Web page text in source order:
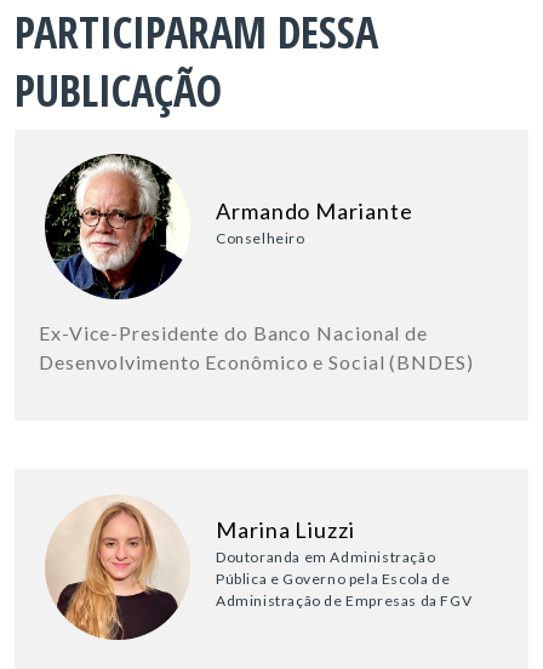
PARTICIPARAM DESSA
PUBLICAÇÃO
Armando Mariante
Conselheiro
Ex-Vice-Presidente do Banco Nacional de
Desenvolvimento Econômico e Social (BNDES)
Marina Liuzzi
Doutoranda em Administração
Pública e Governo pela Escola de
Administração de Empresas da FGV